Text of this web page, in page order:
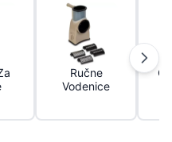
Ručne
Vodenice